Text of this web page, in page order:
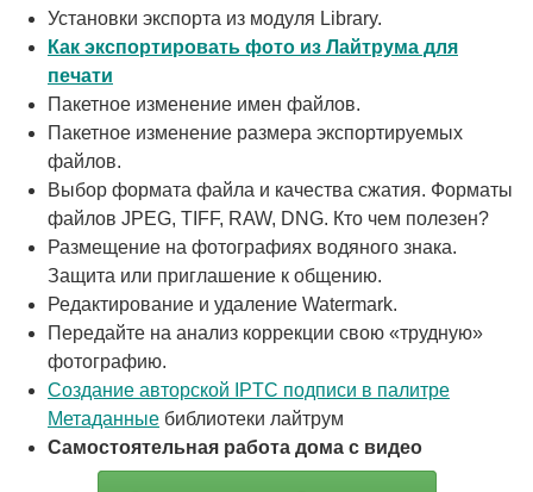
Установки экспорта из модуля Library.
Как экспортировать фото из Лайтрума для
печати
Пакетное изменение имен файлов.
Пакетное изменение размера экспортируемых
файлов.
Выбор формата файла и качества сжатия. Форматы
файлов JPEG, TIFF, RAW, DNG. Кто чем полезен?
Размещение на фотографиях водяного знака.
Защита или приглашение к общению.
Редактирование и удаление Watermark.
Передайте на анализ коррекции свою «трудную»
фотографию.
Создание авторской IPTC подписи в палитре
Метаданные библиотеки лайтрум
Самостоятельная работа дома с видео